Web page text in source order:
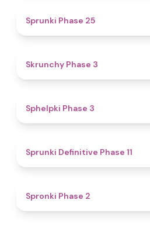
Sprunki Phase 25
Skrunchy Phase 3
Sphelpki Phase 3
Sprunki Definitive Phase 11
Spronki Phase 2